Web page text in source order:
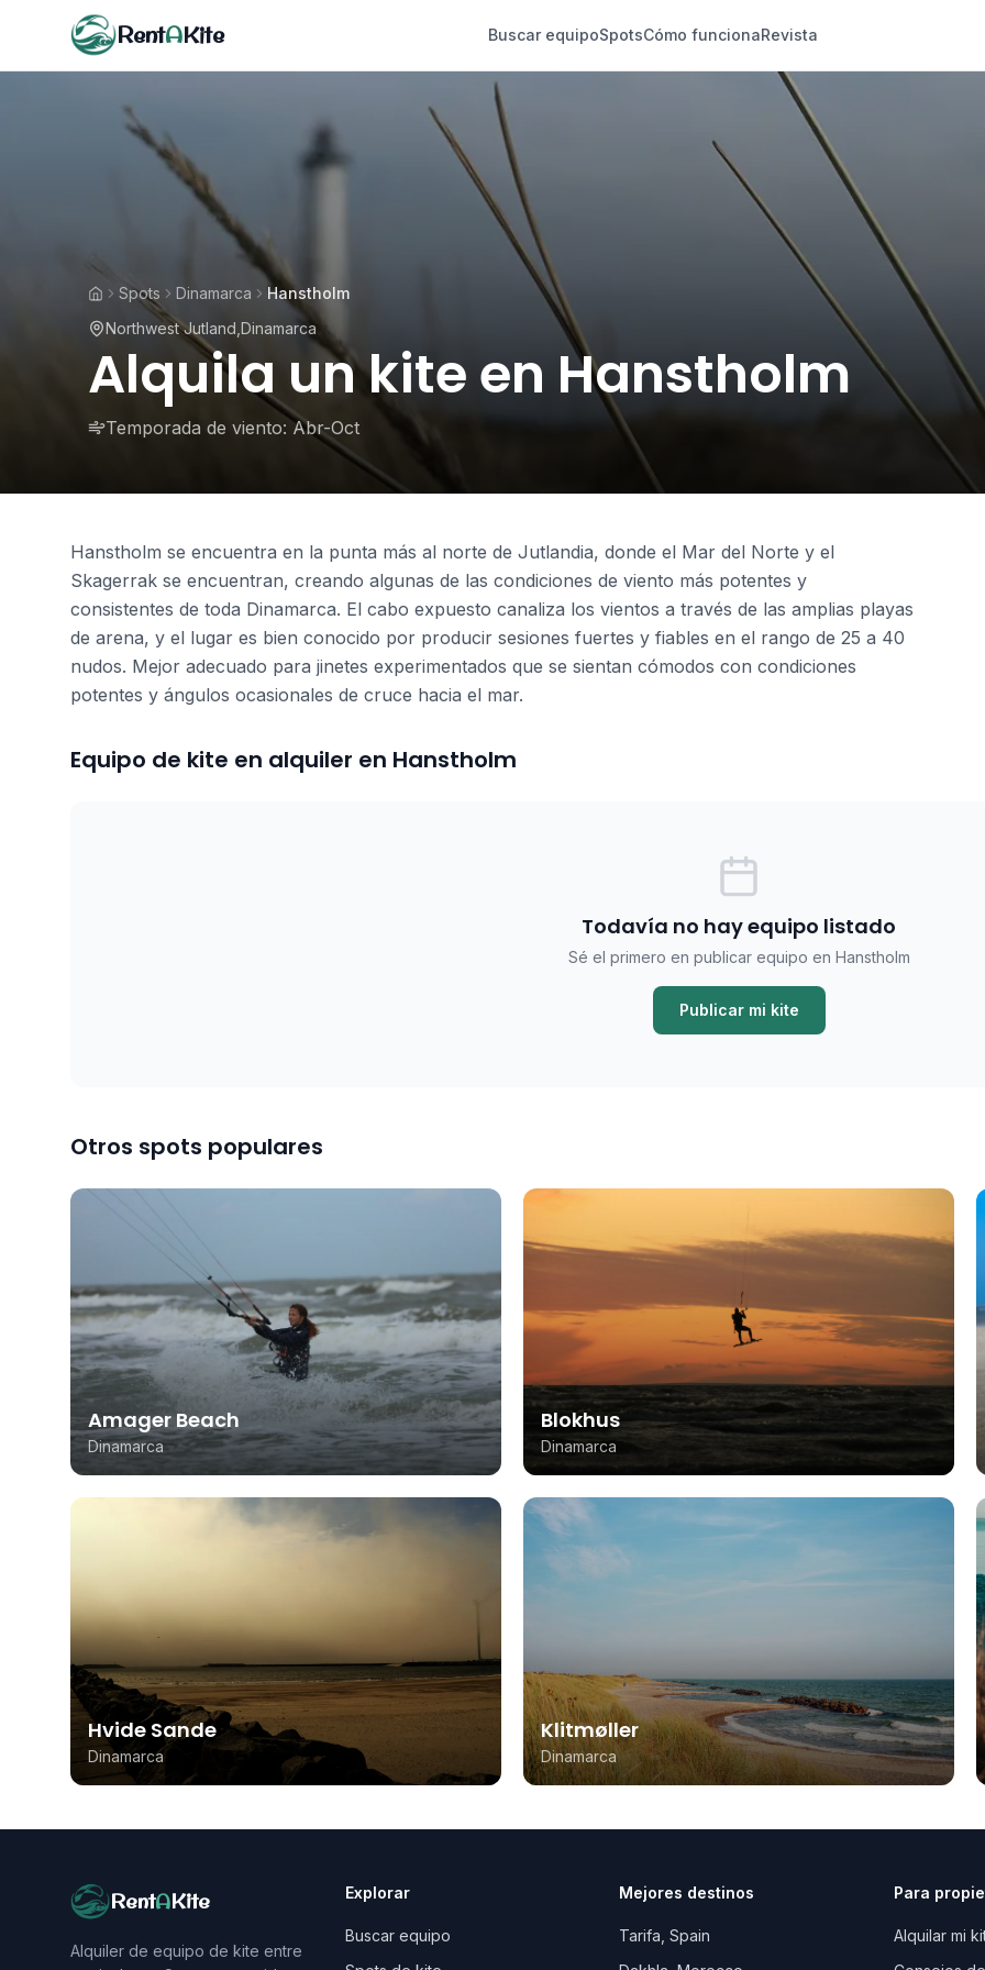
RentAKite Buscar equipoSpotsCómo funcionaRevista
Spots Dinamarca
Hanstholm
Northwest Jutland Dinamarca
Alquila un kite en Hanstholm
Temporada de viento: Abr-Oct
Hanstholm se encuentra en la punta más al norte de Jutlandia, donde el Mar del Norte y el
Skagerrak se encuentran, creando algunas de las condiciones de viento más potentes y
consistentes de toda Dinamarca. El cabo expuesto canaliza los vientos a través de las amplias playas
de arena, y el lugar es bien conocido por producir sesiones fuertes y fiables en el rango de 25 a 40
nudos. Mejor adecuado para jinetes experimentados que se sientan cómodos con condiciones
potentes y ángulos ocasionales de cruce hacia el mar.
Equipo de kite en alquiler en Hanstholm
Todavía no hay equipo listado
Sé el primero en publicar equipo en Hanstholm
Publicar mi kite
Otros spots populares
Amager Beach
Dinamarca
Blokhus
Dinamarca
Hvide Sande
Dinamarca
Klitmøller
Dinamarca
RentAKite
Alquiler de equipo de kite entre
Explorar
Buscar equipo
Mejores destinos
Tarifa, Spain
Para
Alquilar mi